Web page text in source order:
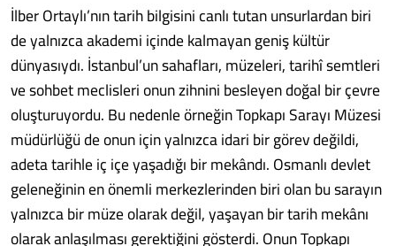
İlber Ortaylı’nın tarih bilgisini canlı tutan unsurlardan biri
de yalnızca akademi içinde kalmayan geniş kültür
dünyasıydı. İstanbul’un sahafları, müzeleri, tarihî semtleri
ve sohbet meclisleri onun zihnini besleyen doğal bir çevre
oluşturuyordu. Bu nedenle örneğin Topkapı Sarayı Müzesi
müdürlüğü de onun için yalnızca idari bir görev değildi,
adeta tarihle iç içe yaşadığı bir mekândı. Osmanlı devlet
geleneğinin en önemli merkezlerinden biri olan bu sarayın
yalnızca bir müze olarak değil, yaşayan bir tarih mekânı
olarak anlaşılması gerektiğini gösterdi. Onun Topkapı